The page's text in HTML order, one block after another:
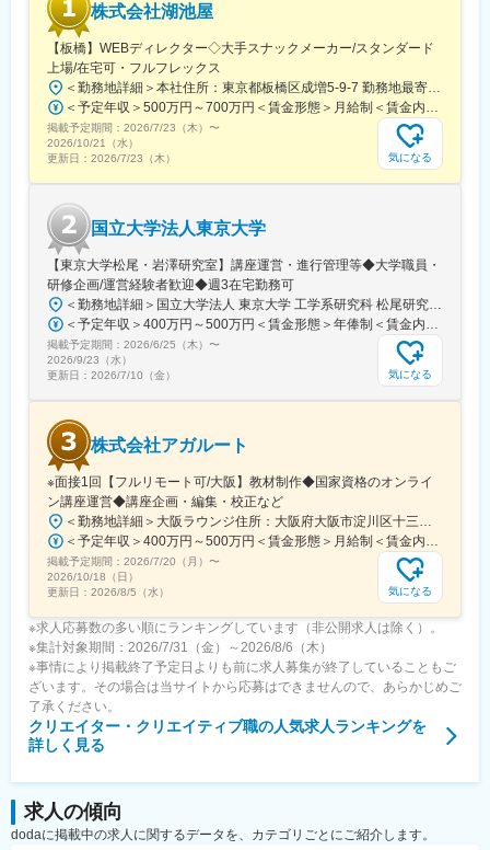
フィギュアやキャラクターグッズなどの企画から制作、販売など
を手がけています。海外での日本フィギュアの評価が非常に高
く、当社でも海外展開を積極的に行っています。
■マーケット：
国内玩具市場は2021年に過去最高の8,946億円を記録し、当社は
キャラクターフィギュア市場で国内シェアNo.1（矢野経済研究所
調べ）。巣ごもり需要で市場は拡大し続け、中国市場も2023年に
1,500億円規模へ成長見込み。海外でも日本フィギュアの人気は非
常に高く、当社も海外展開を強化中です。
変更の範囲：会社の定める業務
株式会社湖池屋
【板橋】WEBディレクター◇大手スナックメーカー/スタンダード
上場/在宅可・フルフレックス
掲載予定期間： 2026/7/23（木） 〜
2026/10/21（水）
更新日： 2026/7/23（木） 気になる
国立大学法人東京大学
【東京大学松尾・岩澤研究室】講座運営・進行管理等◆大学職員・
研修企画/運営経験者歓迎◆週3在宅勤務可
掲載予定期間： 2026/6/25（木） 〜
2026/9/23（水）
更新日： 2026/7/10（金） 気になる
株式会社アガルート
※面接1回【フルリモート可/大阪】教材制作◆国家資格のオンライ
ン講座運営◆講座企画・編集・校正など
掲載予定期間： 2026/7/20（月） 〜
2026/10/18（日）
更新日： 2026/8/5（水） 気になる
※求人応募数の多い順にランキングしています（非公開求人は除く）。
※集計対象期間：2026/7/31（金）～2026/8/6（木）
※事情により掲載終了予定日よりも前に求人募集が終了していることもご
ざいます。その場合は当サイトから応募はできませんので、あらかじめご
了承ください。
クリエイター・クリエイティブ職の人気求人ランキングを
詳しく見る
求人の傾向
dodaに掲載中の求人に関するデータを、カテゴリごとにご紹介します。